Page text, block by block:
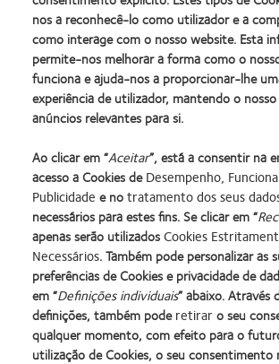
Assistência ao cliente
Entre em contato com o apoio técnico
Ligue 800 263 263
*O horário de funcionamento do call center é
de segunda a sexta-feira das 9.00 às 18.00
Learn
more
about
Prémio
Silmo
Learn
more
about
Produto
do
Learn
more
about
2012
&
Learn
more
about
2011
Best
Learn
more
about
ODMA
2011
Learn
more
about
Learn
more
about
nos a reconhecê-lo como utilizador e a
como interage com o nosso website. Esta
permite-nos melhorar a forma como o
funciona e ajuda-nos a proporcionar-lhe
experiência de utilizador, mantendo o
anúncios relevantes para si.
Ao clicar em “Aceitar”, está a consentir na
acesso a Cookies deDesempenho,
Publicidade e notratamento dos seus
necessários para estes fins. Se clicar em “
apenas serão utilizadosCookies
Necessários. Também pode personalizar as
preferências de Cookies e privacidade de
em “Definições individuais” abaixo. Através
definições, também poderetiraro seu
qualquer momento, com efeito para o
utilização de Cookies, o seu consentimento